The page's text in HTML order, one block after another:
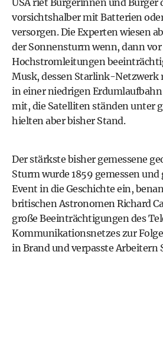
USA riet Bürgerinnen und Bürger
vorsichtshalber mit Batterien
versorgen. Die Experten wiesen
der Sonnensturm wenn, dann
Hochstromleitungen
Musk, dessen Starlink-Netzwerk
in einer niedrigen
mit, die Satelliten ständen unter
hielten aber bisher Stand.
Der stärkste bisher gemessene
Sturm wurde 1859 gemessen
Event in die Geschichte ein,
britischen Astronomen Richard
große Beeinträchtigungen des
Kommunikationsnetzes zur
in Brand und verpasste Arbeitern